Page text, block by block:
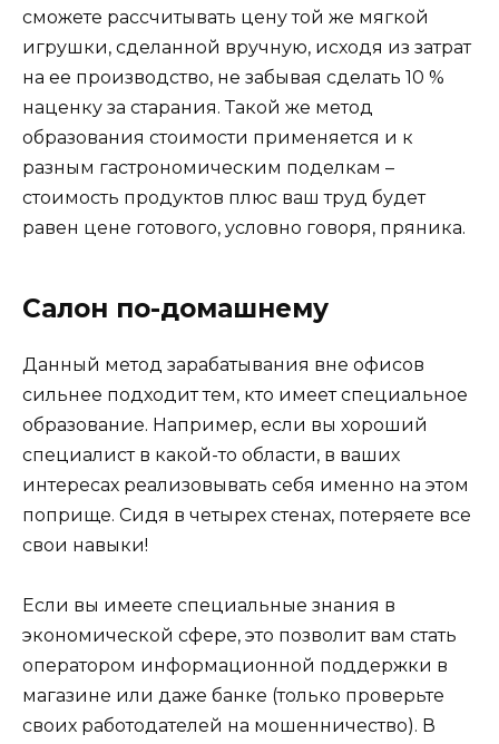
сможете рассчитывать цену той же мягкой
игрушки, сделанной вручную, исходя из затрат
на ее производство, не забывая сделать 10 %
наценку за старания. Такой же метод
образования стоимости применяется и к
разным гастрономическим поделкам –
стоимость продуктов плюс ваш труд будет
равен цене готового, условно говоря, пряника.
Салон по-домашнему
Данный метод зарабатывания вне офисов
сильнее подходит тем, кто имеет специальное
образование. Например, если вы хороший
специалист в какой-то области, в ваших
интересах реализовывать себя именно на этом
поприще. Сидя в четырех стенах, потеряете все
свои навыки!
Если вы имеете специальные знания в
экономической сфере, это позволит вам стать
оператором информационной поддержки в
магазине или даже банке (только проверьте
своих работодателей на мошенничество). В